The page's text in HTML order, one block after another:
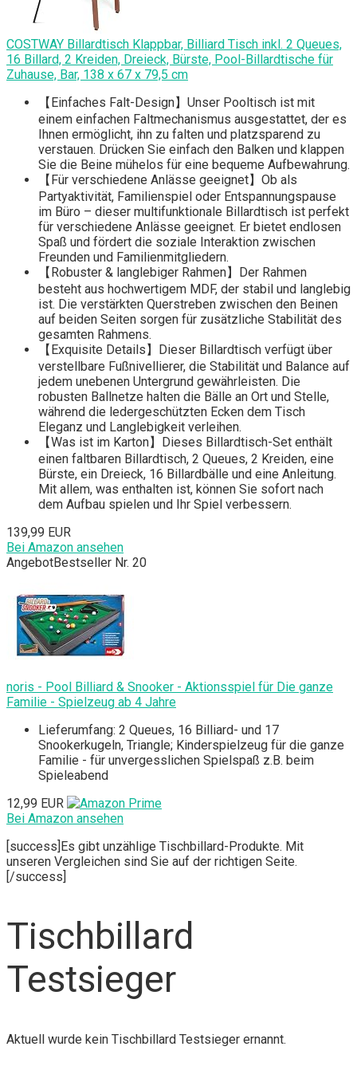
COSTWAY Billardtisch Klappbar, Billiard Tisch inkl. 2 Queues,
16 Billard, 2 Kreiden, Dreieck, Bürste, Pool-Billardtische für
Zuhause, Bar, 138 x 67 x 79,5 cm
【Einfaches Falt-Design】Unser Pooltisch ist mit
einem einfachen Faltmechanismus ausgestattet, der es
Ihnen ermöglicht, ihn zu falten und platzsparend zu
verstauen. Drücken Sie einfach den Balken und klappen
Sie die Beine mühelos für eine bequeme Aufbewahrung.
【Für verschiedene Anlässe geeignet】Ob als
Partyaktivität, Familienspiel oder Entspannungspause
im Büro – dieser multifunktionale Billardtisch ist perfekt
für verschiedene Anlässe geeignet. Er bietet endlosen
Spaß und fördert die soziale Interaktion zwischen
Freunden und Familienmitgliedern.
【Robuster & langlebiger Rahmen】Der Rahmen
besteht aus hochwertigem MDF, der stabil und langlebig
ist. Die verstärkten Querstreben zwischen den Beinen
auf beiden Seiten sorgen für zusätzliche Stabilität des
gesamten Rahmens.
【Exquisite Details】Dieser Billardtisch verfügt über
verstellbare Fußnivellierer, die Stabilität und Balance auf
jedem unebenen Untergrund gewährleisten. Die
robusten Ballnetze halten die Bälle an Ort und Stelle,
während die ledergeschützten Ecken dem Tisch
Eleganz und Langlebigkeit verleihen.
【Was ist im Karton】Dieses Billardtisch-Set enthält
einen faltbaren Billardtisch, 2 Queues, 2 Kreiden, eine
Bürste, ein Dreieck, 16 Billardbälle und eine Anleitung.
Mit allem, was enthalten ist, können Sie sofort nach
dem Aufbau spielen und Ihr Spiel verbessern.
139,99 EUR
Bei Amazon ansehen
AngebotBestseller Nr. 20
noris - Pool Billiard & Snooker - Aktionsspiel für Die ganze
Familie - Spielzeug ab 4 Jahre
Lieferumfang: 2 Queues, 16 Billiard- und 17
Snookerkugeln, Triangle; Kinderspielzeug für die ganze
Familie - für unvergesslichen Spielspaß z.B. beim
Spieleabend
12,99 EUR
Bei Amazon ansehen
[success]Es gibt unzählige Tischbillard-Produkte. Mit
unseren Vergleichen sind Sie auf der richtigen Seite.
[/success]
Tischbillard
Testsieger
Aktuell wurde kein Tischbillard Testsieger ernannt.